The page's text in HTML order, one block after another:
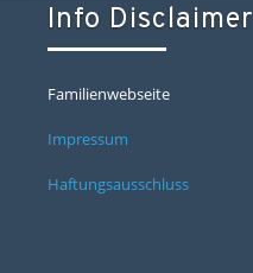
Info Disclaimer
Familienwebseite
Impressum
Haftungsausschluss